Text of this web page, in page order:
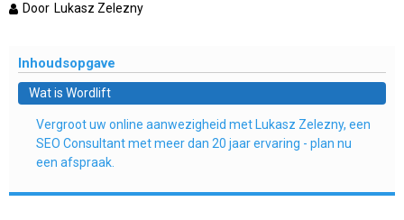
Door Lukasz Zelezny
Inhoudsopgave
Wat is Wordlift
Vergroot uw online aanwezigheid met Lukasz Zelezny, een
SEO Consultant met meer dan 20 jaar ervaring - plan nu
een afspraak.